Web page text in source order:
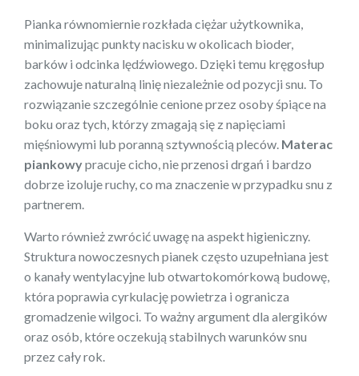
Pianka równomiernie rozkłada ciężar użytkownika,
minimalizując punkty nacisku w okolicach bioder,
barków i odcinka lędźwiowego. Dzięki temu kręgosłup
zachowuje naturalną linię niezależnie od pozycji snu. To
rozwiązanie szczególnie cenione przez osoby śpiące na
boku oraz tych, którzy zmagają się z napięciami
mięśniowymi lub poranną sztywnością pleców. Materac
piankowypracuje cicho, nie przenosi drgań i bardzo
dobrze izoluje ruchy, co ma znaczenie w przypadku snu z
partnerem.
Warto również zwrócić uwagę na aspekt higieniczny.
Struktura nowoczesnych pianek często uzupełniana jest
o kanały wentylacyjne lub otwartokomórkową budowę,
która poprawia cyrkulację powietrza i ogranicza
gromadzenie wilgoci. To ważny argument dla alergików
oraz osób, które oczekują stabilnych warunków snu
przez cały rok.